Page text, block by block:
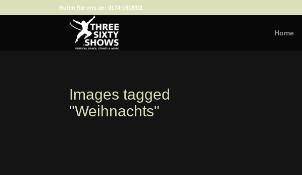
Rufen Sie uns an:0174-1618311
Home
Images tagged
"Weihnachts"